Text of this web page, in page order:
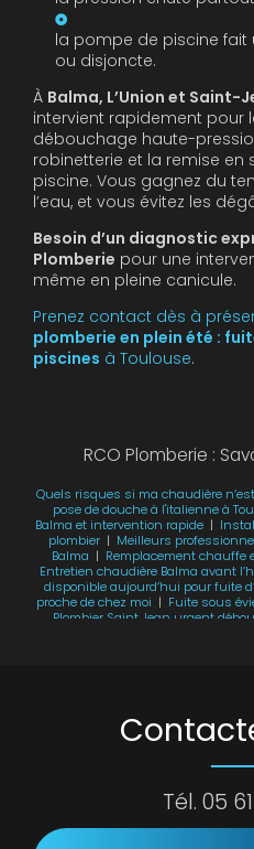
la pompe de piscine fait
ou disjoncte.
À Balma, L’Union et Saint-
intervient rapidement pour
débouchage haute-
robinetterie et la remise
piscine. Vous gagnez du
l’eau, et vous évitez les
Besoin d’un diagnostic
Plomberie pour une
même en pleine canicule.
Prenez contact dès à
plomberie en plein été :
piscines à Toulouse.
RCO Plomberie :
Quels risques si ma chaudière
pose de douche à l'italienne à
Balma et intervention rapide |
plombier| Meilleurs
Balma | Remplacement chauffe
Entretien chaudière Balma avant
disponible aujourd’hui pour fuite
proche de chez moi | Fuite sous
Plombier Saint Jean urgent
Tél. 05